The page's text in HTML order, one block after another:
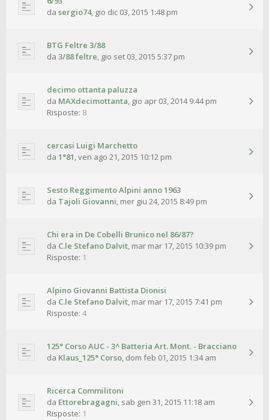
da sergio74, gio dic 03, 2015 1:48 pm
BTG Feltre 3/88
da 3/88 feltre, gio set 03, 2015 5:37 pm
decimo ottanta paluzza
da MAXdecimottanta, gio apr 03, 2014 9:44 pm
Risposte: 8
cercasi Luigi Marchetto
da 1°81,ven ago 21, 2015 10:12 pm
Sesto Reggimento Alpini anno 1963
da Tajoli Giovanni, mer giu 24, 2015 8:49 pm
Chi era in De Cobelli Brunico nel 86/87?
da C.le Stefano Dalvit, mar mar 17, 2015 10:39 pm
Risposte: 1
Alpino Giovanni Battista Dionisi
da C.le Stefano Dalvit, mar mar 17, 2015 7:41 pm
Risposte: 4
125° Corso AUC - 3^ Batteria Art. Mont. - Bracciano
da Klaus_125° Corso, dom feb 01, 2015 1:34 am
Ricerca Commilitoni
da Ettorebragagni, sab gen 31, 2015 11:18 am
Risposte: 1